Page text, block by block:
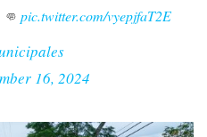
pic.twitter.com/vyepjfaT2E
16, 2024